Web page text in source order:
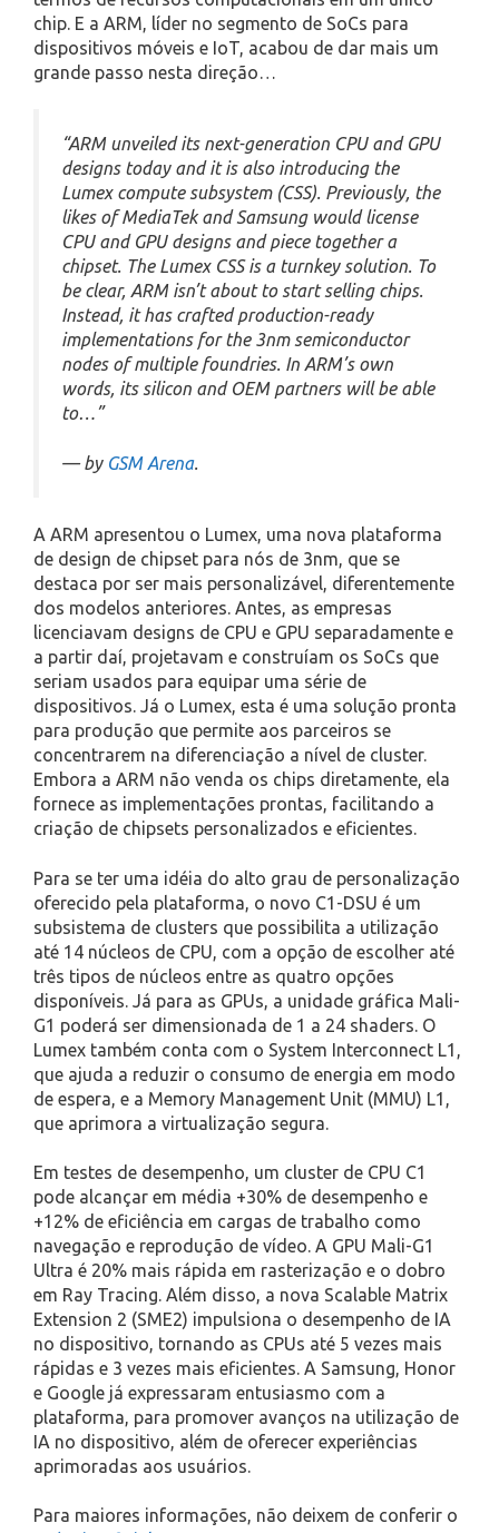
chip. E a ARM, líder no segmento de SoCs para
dispositivos móveis e IoT, acabou de dar mais um
grande passo nesta direção…
“ARM unveiled its next-generation CPU and GPU
designs today and it is also introducing the
Lumex compute subsystem (CSS). Previously, the
likes of MediaTek and Samsung would license
CPU and GPU designs and piece together a
chipset. The Lumex CSS is a turnkey solution. To
be clear, ARM isn’t about to start selling chips.
Instead, it has crafted production-ready
implementations for the 3nm semiconductor
nodes of multiple foundries. In ARM’s own
words, its silicon and OEM partners will be able
to…”
— by GSM Arena.
A ARM apresentou o Lumex, uma nova plataforma
de design de chipset para nós de 3nm, que se
destaca por ser mais personalizável, diferentemente
dos modelos anteriores. Antes, as empresas
licenciavam designs de CPU e GPU separadamente e
a partir daí, projetavam e construíam os SoCs que
seriam usados para equipar uma série de
dispositivos. Já o Lumex, esta é uma solução pronta
para produção que permite aos parceiros se
concentrarem na diferenciação a nível de cluster.
Embora a ARM não venda os chips diretamente, ela
fornece as implementações prontas, facilitando a
criação de chipsets personalizados e eficientes.
Para se ter uma idéia do alto grau de personalização
oferecido pela plataforma, o novo C1-DSU é um
subsistema de clusters que possibilita a utilização
até 14 núcleos de CPU, com a opção de escolher até
três tipos de núcleos entre as quatro opções
disponíveis. Já para as GPUs, a unidade gráfica Mali-
G1 poderá ser dimensionada de 1 a 24 shaders. O
Lumex também conta com o System Interconnect L1,
que ajuda a reduzir o consumo de energia em modo
de espera, e a Memory Management Unit (MMU) L1,
que aprimora a virtualização segura.
Em testes de desempenho, um cluster de CPU C1
pode alcançar em média +30% de desempenho e
+12% de eficiência em cargas de trabalho como
navegação e reprodução de vídeo. A GPU Mali-G1
Ultra é 20% mais rápida em rasterização e o dobro
em Ray Tracing. Além disso, a nova Scalable Matrix
Extension 2 (SME2) impulsiona o desempenho de IA
no dispositivo, tornando as CPUs até 5 vezes mais
rápidas e 3 vezes mais eficientes. A Samsung, Honor
e Google já expressaram entusiasmo com a
plataforma, para promover avanços na utilização de
IA no dispositivo, além de oferecer experiências
aprimoradas aos usuários.
Para maiores informações, não deixem de conferir o